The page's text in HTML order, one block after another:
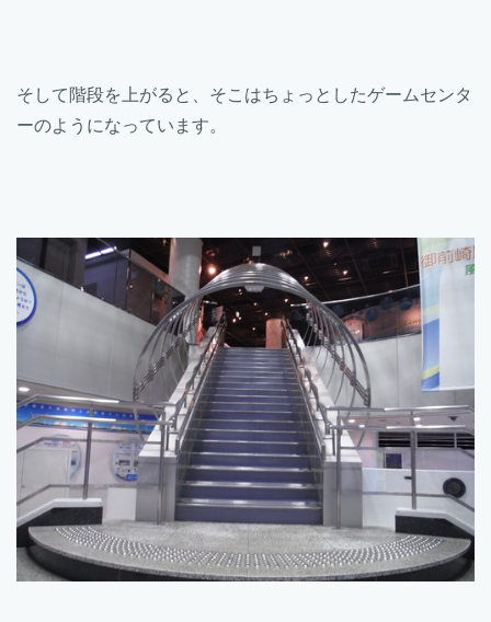
そして階段を上がると、そこはちょっとしたゲームセンタ
ーのようになっています。